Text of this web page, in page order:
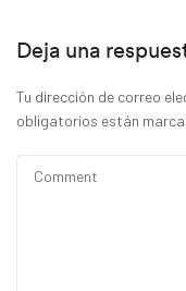
Deja una
Tu dirección de correo
obligatorios están